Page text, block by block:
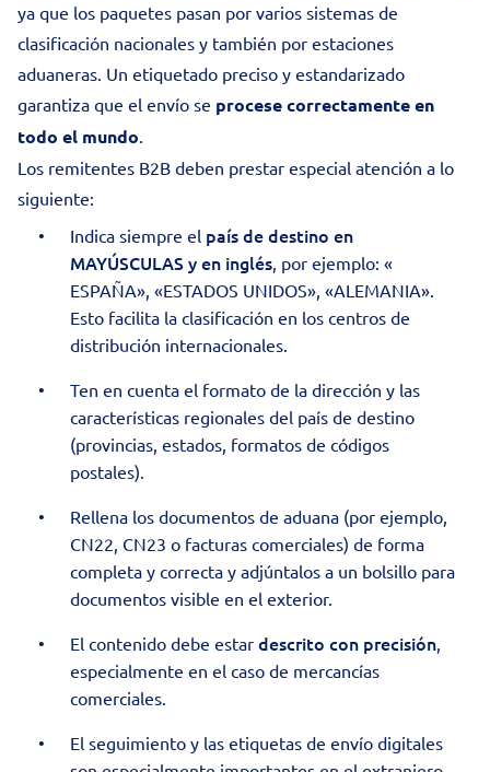
ya que los paquetes pasan por varios sistemas de
clasificación nacionales y también por estaciones
aduaneras. Un etiquetado preciso y estandarizado
garantiza que el envío se procese correctamente en
todo el mundo.
Los remitentes B2B deben prestar especial atención a lo
siguiente:
Indica siempre el país de destino en
MAYÚSCULAS y en inglés, por ejemplo: «
ESPAÑA», «ESTADOS UNIDOS», «ALEMANIA».
Esto facilita la clasificación en los centros de
distribución internacionales.
Ten en cuenta el formato de la dirección y las
características regionales del país de destino
(provincias, estados, formatos de códigos
postales).
Rellena los documentos de aduana (por ejemplo,
CN22, CN23 o facturas comerciales) de forma
completa y correcta y adjúntalos a un bolsillo para
documentos visible en el exterior.
El contenido debe estar descrito con precisión,
especialmente en el caso de mercancías
comerciales.
El seguimiento y las etiquetas de envío digitales